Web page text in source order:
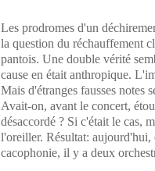
Les prodromes d'un
la question du réchauffement
pantois. Une double vérité
cause en était anthropique.
Mais d'étranges fausses notes
Avait-on, avant le concert,
désaccordé ? Si c'était le cas,
l'oreiller. Résultat: aujourd'hui,
cacophonie, il y a deux